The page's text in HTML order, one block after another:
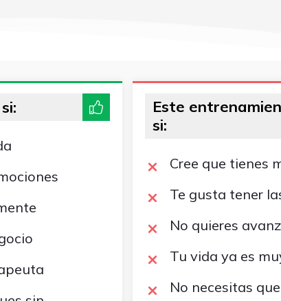
Este
si:
Cree que tienes
Te gusta tener
No quieres
Tu vida ya es
No necesitas